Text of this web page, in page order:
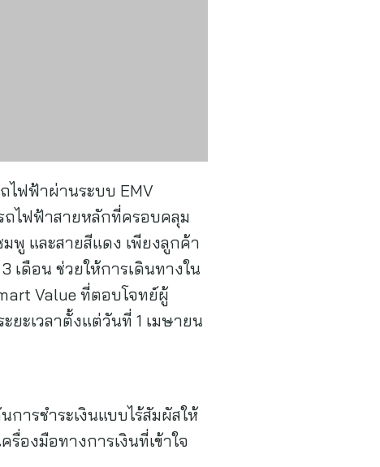
ไฟฟ้าผ่านระบบ EMV
ถไฟฟ้าสายหลักที่ครอบคลุม
มพู และสายสีแดง เพียงลูกค้า
เดือน ช่วยให้การเดินทางใน
Value ที่ตอบโจทย์ผู้
ยะเวลาตั้งแต่วันที่ 1 เมษายน
ารชำระเงินแบบไร้สัมผัสให้
องมือทางการเงินที่เข้าใจ